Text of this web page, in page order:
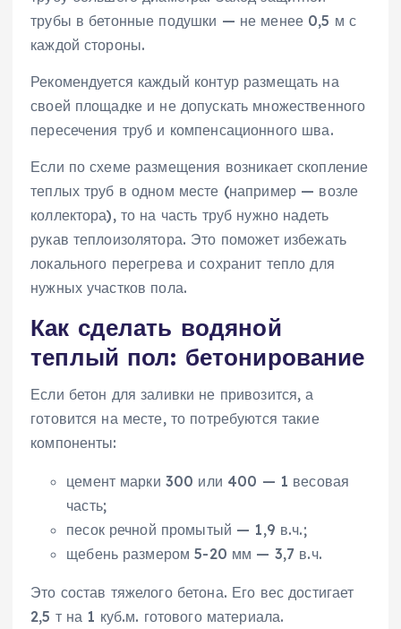
трубы в бетонные подушки — не менее 0,5 м с
каждой стороны.
Рекомендуется каждый контур размещать на
своей площадке и не допускать множественного
пересечения труб и компенсационного шва.
Если по схеме размещения возникает скопление
теплых труб в одном месте (например — возле
коллектора), то на часть труб нужно надеть
рукав теплоизолятора. Это поможет избежать
локального перегрева и сохранит тепло для
нужных участков пола.
Как сделать водяной
теплый пол: бетонирование
Если бетон для заливки не привозится, а
готовится на месте, то потребуются такие
компоненты:
цемент марки 300 или 400 — 1 весовая
часть;
песок речной промытый — 1,9 в.ч.;
щебень размером 5-20 мм — 3,7 в.ч.
Это состав тяжелого бетона. Его вес достигает
2,5 т на 1 куб.м. готового материала.